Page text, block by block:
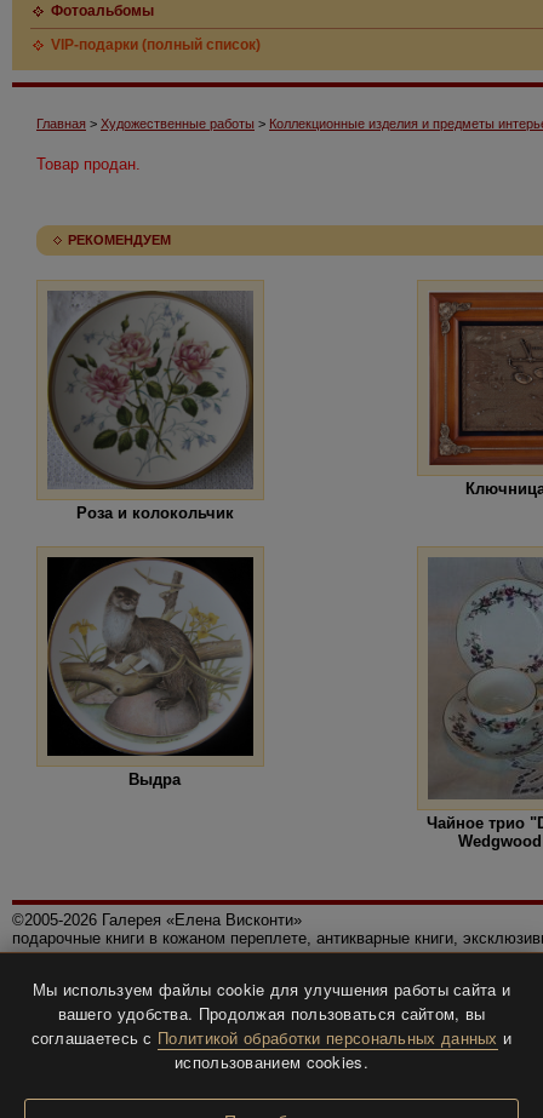
Фотоальбомы
VIP-подарки (полный список)
Главная > Художественные работы > Коллекционные изделия и предметы
Товар продан.
РЕКОМЕНДУЕМ
Роза и колокольчик
Выдра
Чайное трио
©2005-2026 Галерея «Елена Висконти»
подарочные книги в кожаном переплете, антикварные книги,
Политика конфиденциальности
Все права защищены.
Разработка и дизайнBTV-info.
Мы используем файлы cookie для улучшения работы сайта и
вашего удобства. Продолжая пользоваться сайтом, вы
соглашаетесь с Политикой обработки персональных данных и
использованием cookies.